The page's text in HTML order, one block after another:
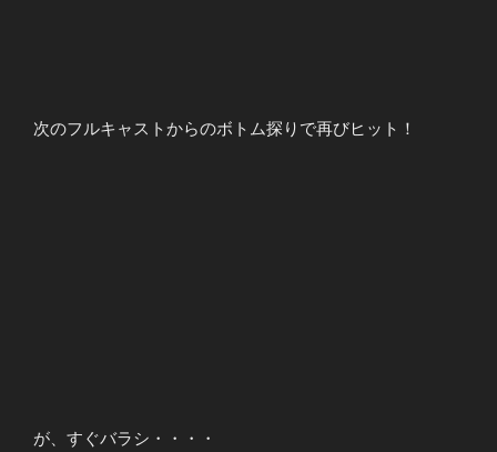
次のフルキャストからのボトム探りで再びヒット！
が、すぐバラシ・・・・